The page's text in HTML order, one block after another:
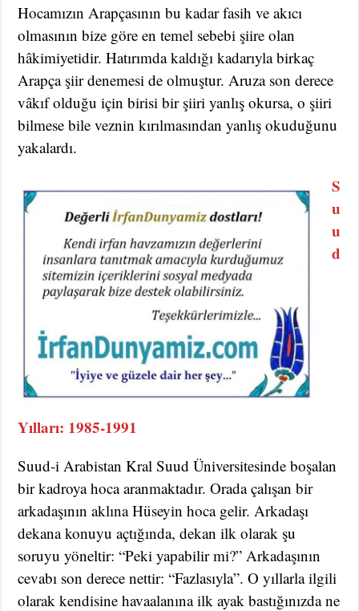
Hocamızın Arapçasının bu kadar fasih ve akıcı
olmasının bize göre en temel sebebi şiire olan
hâkimiyetidir. Hatırımda kaldığı kadarıyla birkaç
Arapça şiir denemesi de olmuştur. Aruza son derece
vâkıf olduğu için birisi bir şiiri yanlış okursa, o şiiri
bilmese bile veznin kırılmasından yanlış okuduğunu
yakalardı.
S
u
u
d
Yılları: 1985-1991
Suud-i Arabistan Kral Suud Üniversitesinde boşalan
bir kadroya hoca aranmaktadır. Orada çalışan bir
arkadaşının aklına Hüseyin hoca gelir. Arkadaşı
dekana konuyu açtığında, dekan ilk olarak şu
soruyu yöneltir: “Peki yapabilir mi?” Arkadaşının
cevabı son derece nettir: “Fazlasıyla”. O yıllarla ilgili
olarak kendisine havaalanına ilk ayak bastığınızda ne